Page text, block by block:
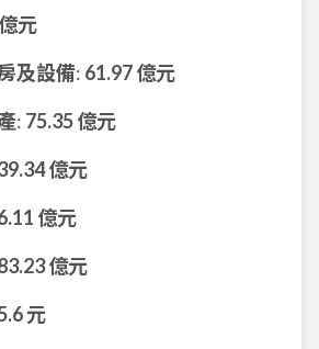
元
及設備: 61.97 億元
: 75.35 億元
億元
億元
億元
元